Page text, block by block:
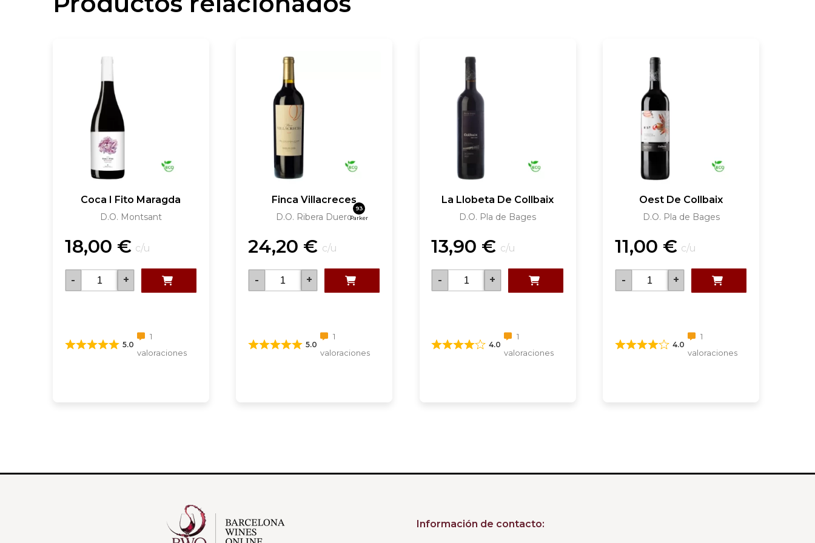
Coca I Fito Maragda
D.O. Montsant
18,00 € c/u
- +
5.0
1
valoraciones
Finca Villacreces
D.O. Ribera Duero
93
Parker
24,20 € c/u
- +
5.0
1
valoraciones
La Llobeta De Collbaix
D.O. Pla de Bages
13,90 € c/u
- +
4.0
1
valoraciones
Oest De Collbaix
D.O. Pla de Bages
11,00 € c/u
- +
4.0
1
valoraciones
Información de contacto: